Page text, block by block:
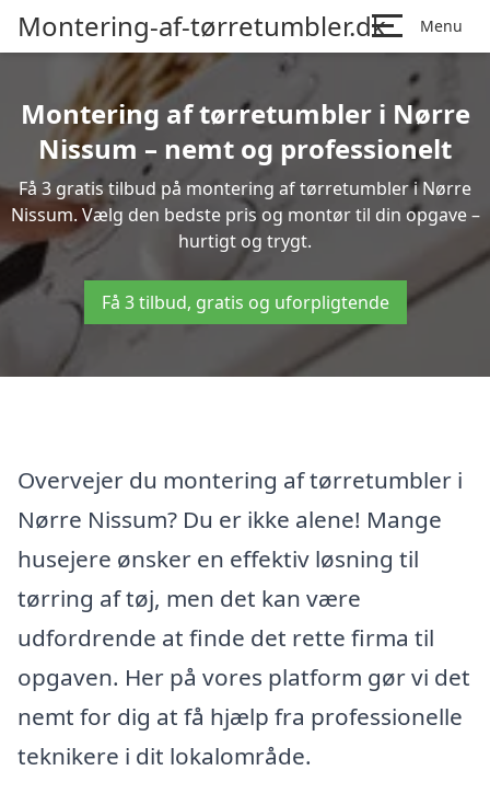
Montering-af-tørretumbler.dk Menu
Montering af tørretumbler i Nørre
Nissum – nemt og professionelt
Få 3 gratis tilbud på montering af tørretumbler i Nørre
Nissum. Vælg den bedste pris og montør til din opgave –
hurtigt og trygt.
Få 3 tilbud, gratis og uforpligtende
Overvejer du montering af tørretumbler i
Nørre Nissum? Du er ikke alene! Mange
husejere ønsker en effektiv løsning til
tørring af tøj, men det kan være
udfordrende at finde det rette firma til
opgaven. Her på vores platform gør vi det
nemt for dig at få hjælp fra professionelle
teknikere i dit lokalområde.